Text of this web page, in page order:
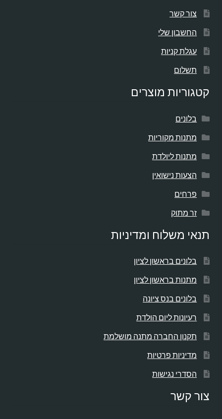
צור קשר
החשבון שלי
עגלת קניות
תשלום
קטגוריות מוצרים
בלונים
מתנות מקוריות
מתנות ליולדת
הצעות נישואין
פרחים
זר מתוק
תנאי משלוח ומדיניות
בלונים בראשון לציון
מתנות בראשון לציון
בלונים בנס ציונה
רעיונות ליום הולדת
תקנון החברה מתנה מושלמת
מדיניות פרטיות
הסדרי נגישות
צור קשר